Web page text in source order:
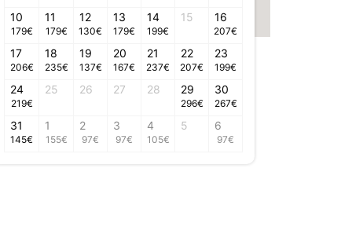
10
179€
11
179€
12
130€
13
179€
14
199€
15 16
207€
17
206€
18
235€
19
137€
20
167€
21
237€
22
207€
23
199€
24
219€
25 26 27 28 29
296€
30
267€
31
145€
1
155€
2
97€
3
97€
4
105€
5 6
97€